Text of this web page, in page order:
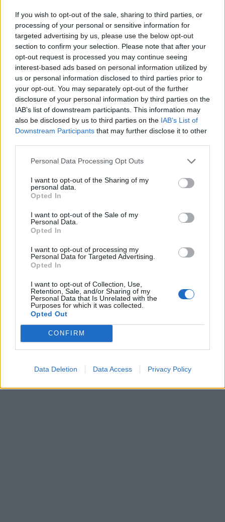
If you wish to opt-out of the sale, sharing to third parties, or
processing of your personal or sensitive information for
targeted advertising by us, please use the below opt-out
section to confirm your selection. Please note that after your
opt-out request is processed you may continue seeing
interest-based ads based on personal information utilized by
us or personal information disclosed to third parties prior to
your opt-out. You may separately opt-out of the further
disclosure of your personal information by third parties on the
IAB’s list of downstream participants. This information may
also be disclosed by us to third parties on the IAB’s List of
Downstream Participants that may further disclose it to other
Personal Data Processing Opt Outs
I want to opt-out of the Sharing of my
personal data.
Opted In
I want to opt-out of the Sale of my
Personal Data.
Opted In
I want to opt-out of processing my
Personal Data for Targeted Advertising.
Opted In
I want to opt-out of Collection, Use,
Retention, Sale, and/or Sharing of my
Personal Data that Is Unrelated with the
Purposes for which it was collected.
Opted Out
CONFIRM
Data Deletion Data Access Privacy Policy
ΡΟΗ ΕΙΔΗΣΕΩΝ
ΕΙΔΗΣΕΙΣ 06 Αυγούστου 2026 19:30
Σαμοθράκη: Αγωνιώδης επιχείρηση διάσωσης
15χρονης – Τραυματίστηκε σε δύσβατο σημείο στη
Γριά Βάθρα
06 Αυγούστου 2026 19:01
νερό σε πισίνες, λίμνες και ποτάμια – Μέτρα
προστασίας
Συνειδητή διατροφή: Τα οφέλη του Mindful Eating και
5 τρόποι για να αλλάξετε συνήθειες